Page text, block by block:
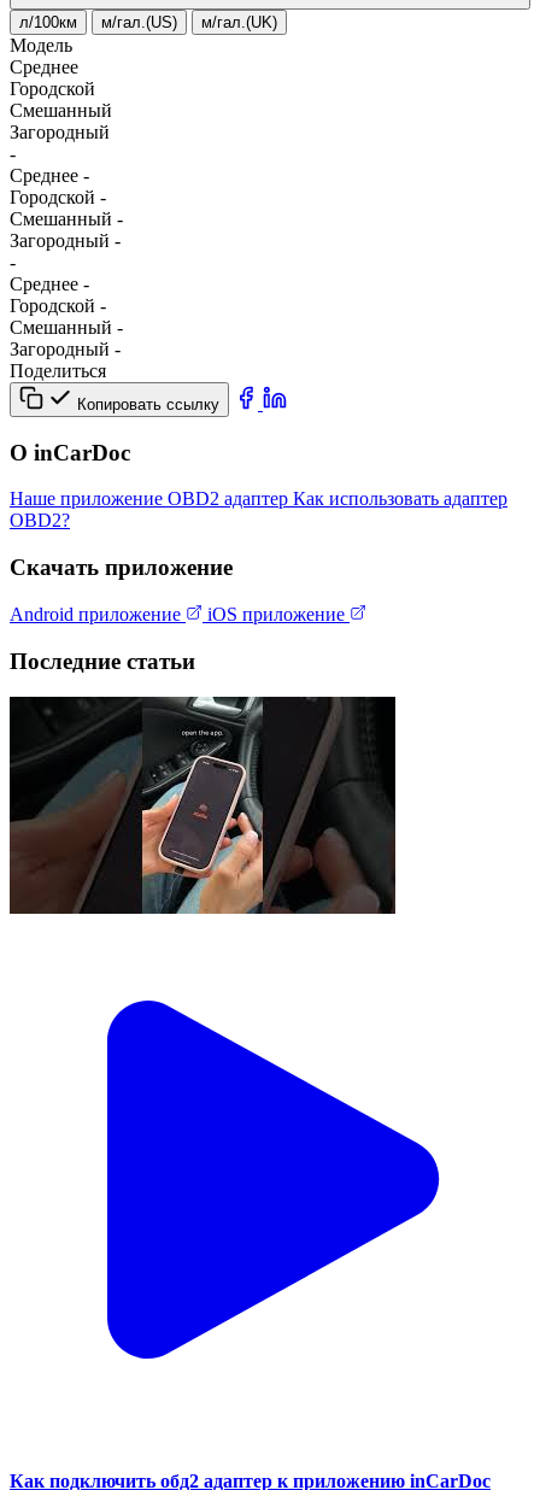
л/100км м/гал.(US) м/гал.(UK)
Модель
Среднее
Городской
Смешанный
Загородный
-
Среднее -
Городской -
Смешанный -
Загородный -
-
Среднее -
Городской -
Смешанный -
Загородный -
Поделиться
Копировать ссылку
О inCarDoc
Наше приложение OBD2 адаптер Как использовать адаптер
OBD2?
Скачать приложение
Android приложение iOS приложение
Последние статьи
Как подключить обд2 адаптер к приложению inCarDoc